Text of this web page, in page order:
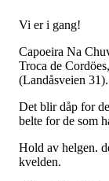
Vi er i gang!
Capoeira Na
Troca de
(Landåsveien 31).
Det blir dåp for
belte for de som
Hold av helgen.
kvelden.